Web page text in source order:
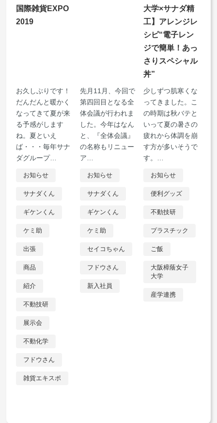
国際雑貨EXPO
2019
お久しぶりです！
だんだんと暖かく
なってきて夏が来
る予感がします
ね。夏といえ
ば・・・毎年サナ
ダグループ…
お知らせ
サナダくん
ギケンくん
ケミ助
出張
商品
紹介
不動技研
展示会
不動化学
フドウさん
雑貨エキスポ
先月11月、今回で
第四回目となる全
体会議が行われま
した。今年はなん
と、『全体会議』
の名称もリニュー
ア
お知らせ
サナダくん
ギケンくん
ケミ助
セイコちゃん
フドウさん
新入社員
大学×サナダ精
工】アレンジレ
シピ“電子レン
ジで簡単！あっ
さりスペシャル
丼”
少しずつ肌寒くな
ってきました。こ
の時期は秋バテと
いって夏の暑さの
疲れから体調を崩
す方が多いそうで
す。
お知らせ
便利グッズ
不動技研
プラスチック
ご飯
大阪樟蔭女子
大学
産学連携